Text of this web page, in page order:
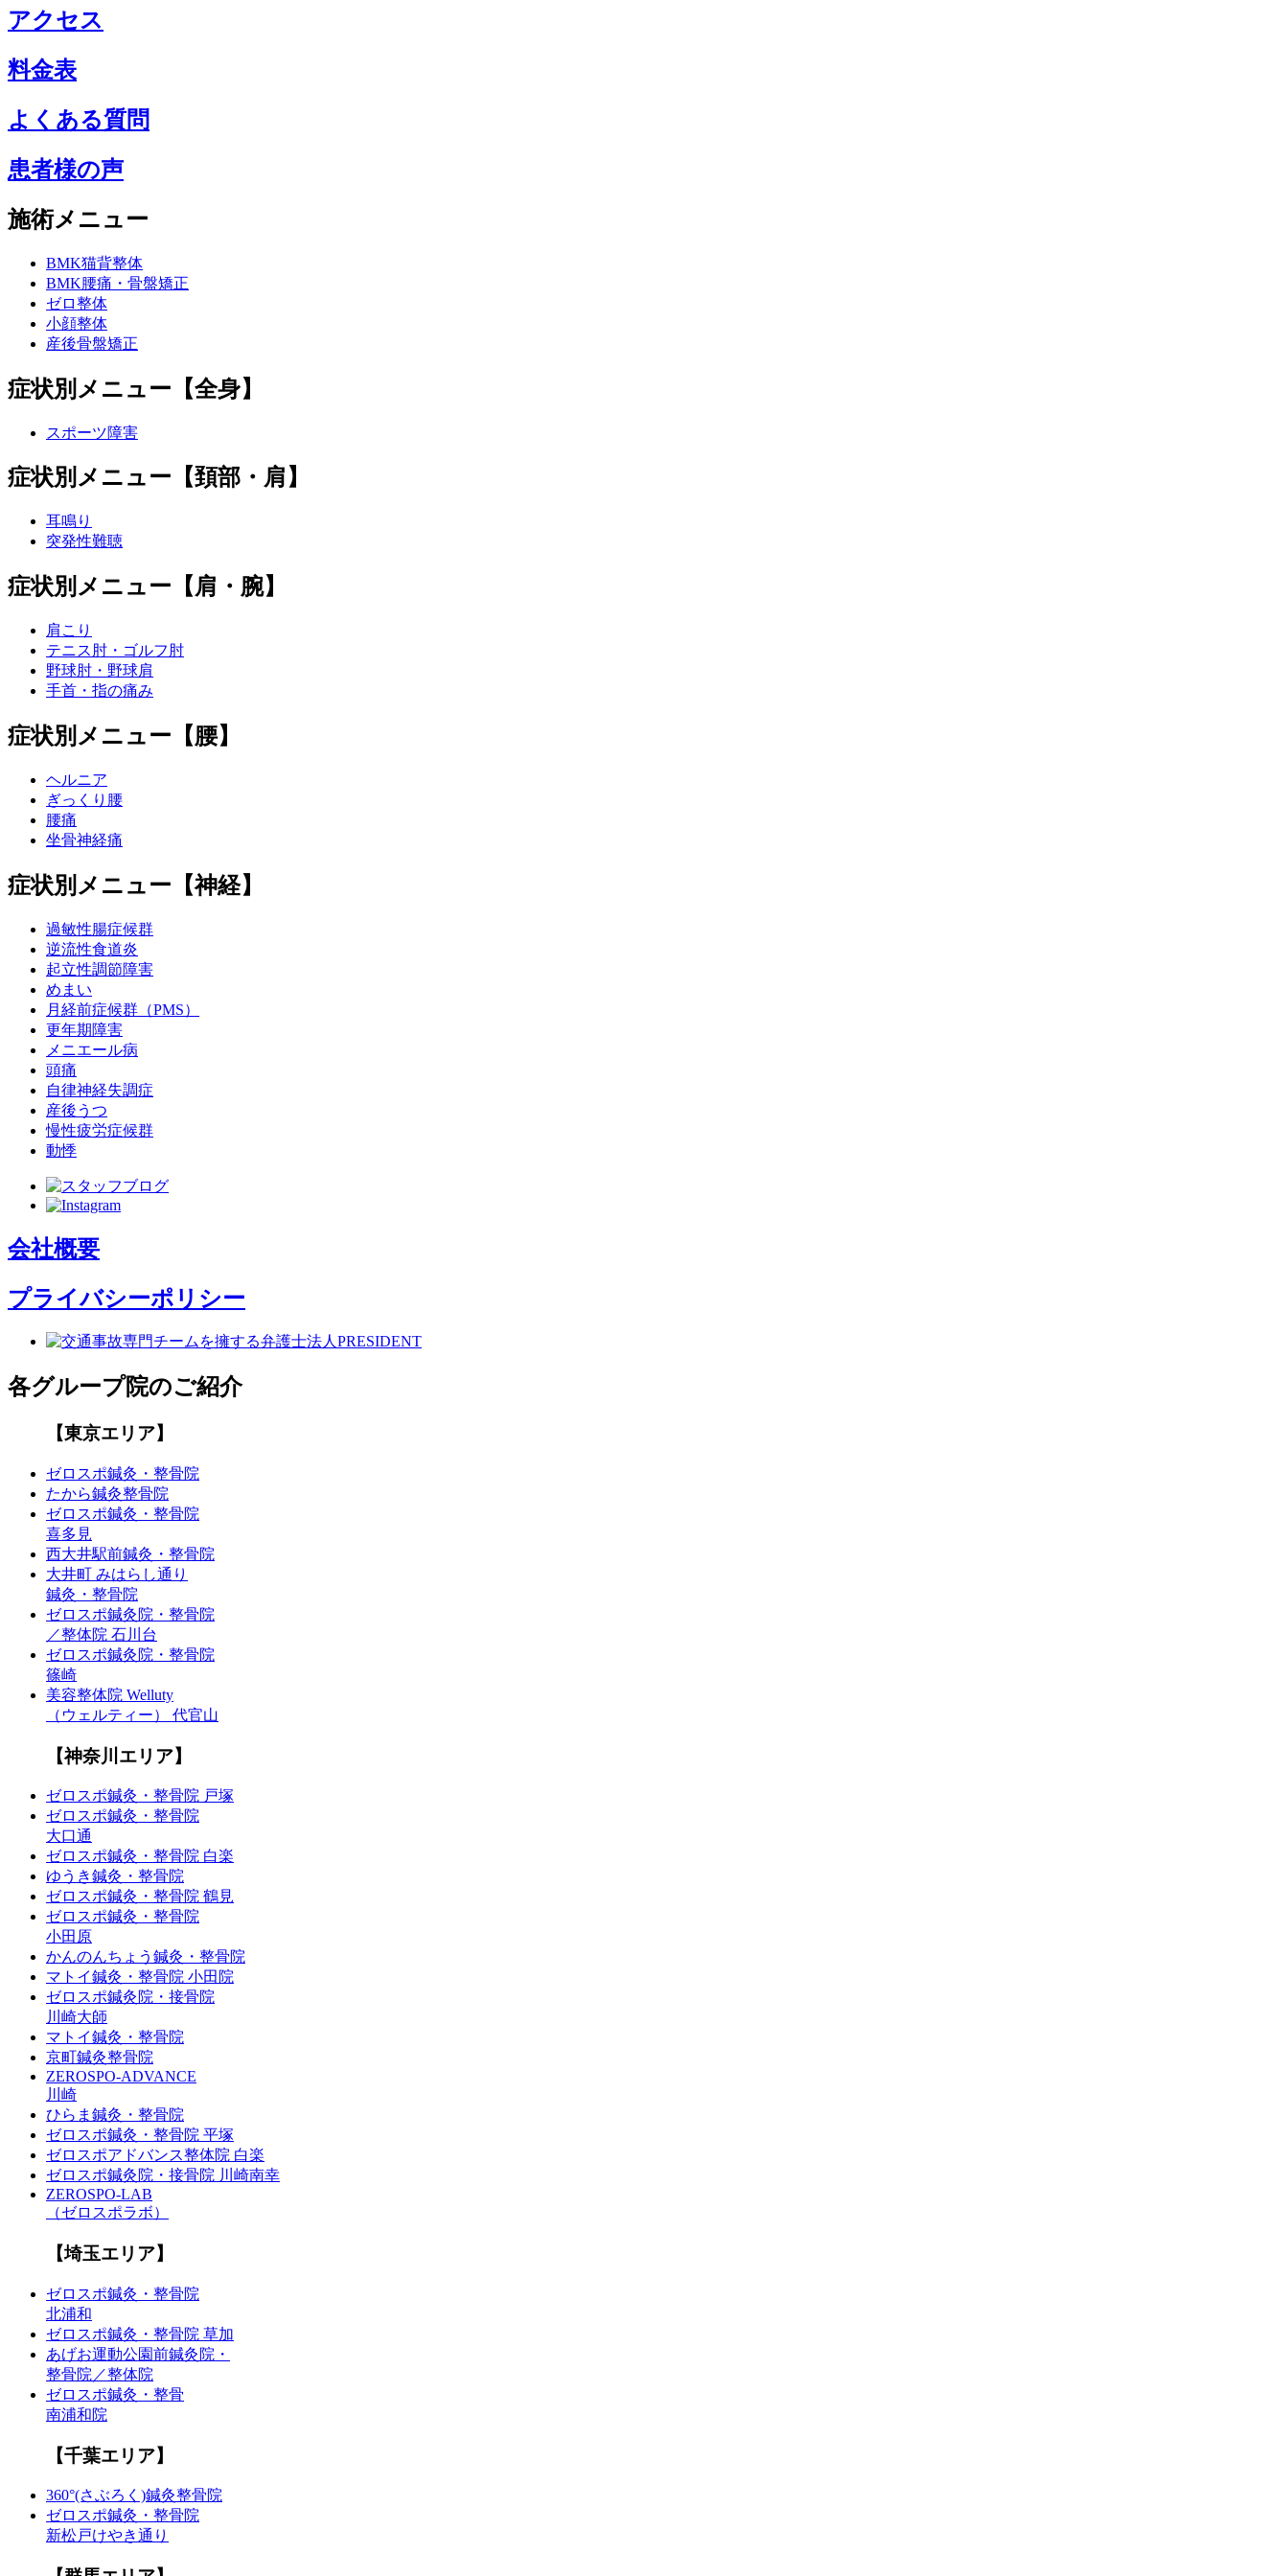
アクセス
料金表
よくある質問
患者様の声
施術メニュー
BMK猫背整体
BMK腰痛・骨盤矯正
ゼロ整体
小顔整体
産後骨盤矯正
症状別メニュー【全身】
スポーツ障害
症状別メニュー【頚部・肩】
耳鳴り
突発性難聴
症状別メニュー【肩・腕】
肩こり
テニス肘・ゴルフ肘
野球肘・野球肩
手首・指の痛み
症状別メニュー【腰】
ヘルニア
ぎっくり腰
腰痛
坐骨神経痛
症状別メニュー【神経】
過敏性腸症候群
逆流性食道炎
起立性調節障害
めまい
月経前症候群（PMS）
更年期障害
メニエール病
頭痛
自律神経失調症
産後うつ
慢性疲労症候群
動悸
会社概要
プライバシーポリシー
各グループ院のご紹介
【東京エリア】
ゼロスポ鍼灸・整骨院
たから鍼灸整骨院
ゼロスポ鍼灸・整骨院
喜多見
西大井駅前鍼灸・整骨院
大井町 みはらし通り
鍼灸・整骨院
ゼロスポ鍼灸院・整骨院
／整体院 石川台
ゼロスポ鍼灸院・整骨院
篠崎
美容整体院 Welluty
（ウェルティー） 代官山
【神奈川エリア】
ゼロスポ鍼灸・整骨院 戸塚
ゼロスポ鍼灸・整骨院
大口通
ゼロスポ鍼灸・整骨院 白楽
ゆうき鍼灸・整骨院
ゼロスポ鍼灸・整骨院 鶴見
ゼロスポ鍼灸・整骨院
小田原
かんのんちょう鍼灸・整骨院
マトイ鍼灸・整骨院 小田院
ゼロスポ鍼灸院・接骨院
川崎大師
マトイ鍼灸・整骨院
京町鍼灸整骨院
ZEROSPO-ADVANCE
川崎
ひらま鍼灸・整骨院
ゼロスポ鍼灸・整骨院 平塚
ゼロスポアドバンス整体院 白楽
ゼロスポ鍼灸院・接骨院 川崎南幸
ZEROSPO-LAB
（ゼロスポラボ）
【埼玉エリア】
ゼロスポ鍼灸・整骨院
北浦和
ゼロスポ鍼灸・整骨院 草加
あげお運動公園前鍼灸院・
整骨院／整体院
ゼロスポ鍼灸・整骨
南浦和院
【千葉エリア】
360°(さぶろく)鍼灸整骨院
ゼロスポ鍼灸・整骨院
新松戸けやき通り